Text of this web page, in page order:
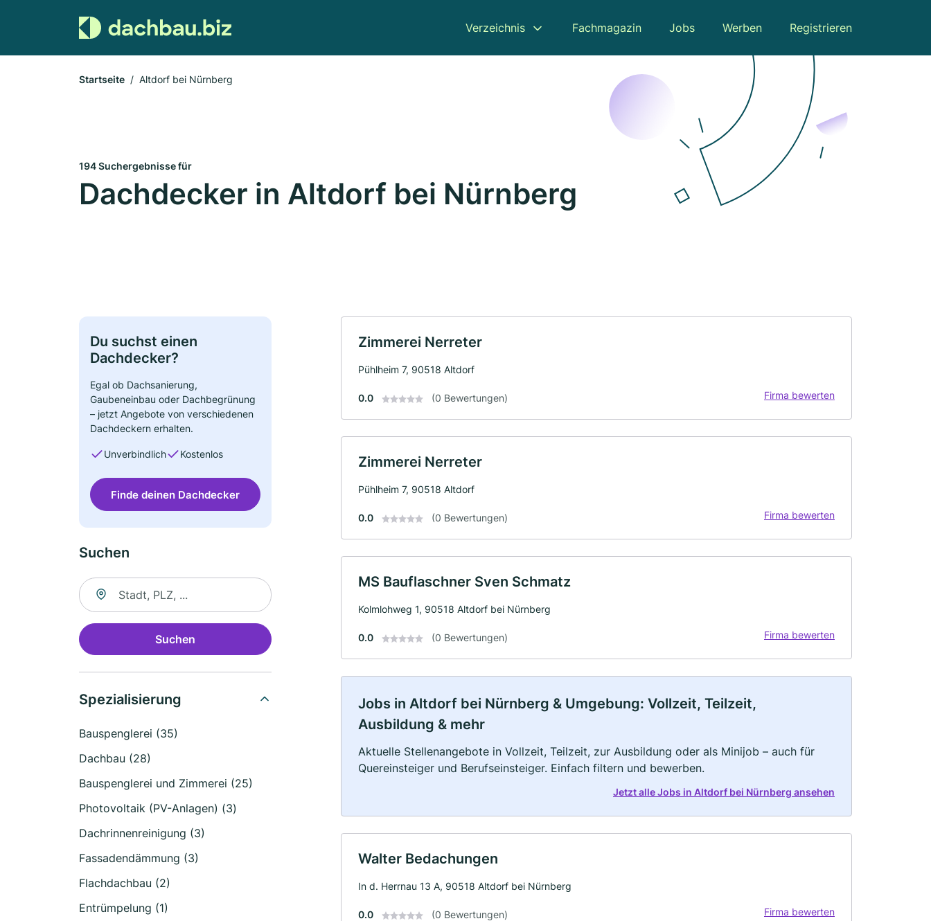
Verzeichnis Fachmagazin Jobs Werben Registrieren
Startseite Altdorf bei Nürnberg
194 Suchergebnisse für
Dachdecker in Altdorf bei Nürnberg
Du suchst einen
Dachdecker?
Egal ob Dachsanierung,
Gaubeneinbau oder Dachbegrünung
– jetzt Angebote von verschiedenen
Dachdeckern erhalten.
Unverbindlich Kostenlos
Finde deinen Dachdecker
Suchen
Suche nach Ort
Suchen
Spezialisierung
Bauspenglerei (35)
Dachbau (28)
Bauspenglerei und Zimmerei (25)
Photovoltaik (PV-Anlagen) (3)
Dachrinnenreinigung (3)
Fassadendämmung (3)
Flachdachbau (2)
Entrümpelung (1)
Zimmerei Nerreter
Pühlheim 7, 90518 Altdorf
0.0 (0 Bewertungen) Firma bewerten
Zimmerei Nerreter
Pühlheim 7, 90518 Altdorf
0.0 (0 Bewertungen) Firma bewerten
MS Bauflaschner Sven Schmatz
Kolmlohweg 1, 90518 Altdorf bei Nürnberg
0.0 (0 Bewertungen) Firma bewerten
Jobs in Altdorf bei Nürnberg & Umgebung: Vollzeit, Teilzeit,
Ausbildung & mehr
Aktuelle Stellenangebote in Vollzeit, Teilzeit, zur Ausbildung oder als Minijob – auch für
Quereinsteiger und Berufseinsteiger. Einfach filtern und bewerben.
Jetzt alle Jobs in Altdorf bei Nürnberg ansehen
Walter Bedachungen
In d. Herrnau 13 A, 90518 Altdorf bei Nürnberg
0.0 (0 Bewertungen) Firma bewerten